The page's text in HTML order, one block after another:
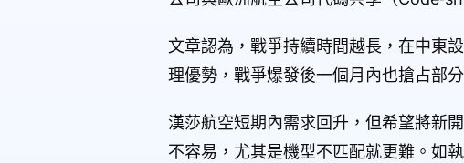
文章認為，戰爭持續時間越長，在中東
理優勢，戰爭爆發後一個月內也搶占部
漢莎航空短期內需求回升，但希望將新
不容易，尤其是機型不匹配就更難。如